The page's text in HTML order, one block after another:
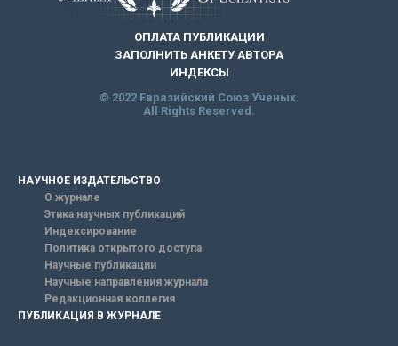
ОПЛАТА ПУБЛИКАЦИИ
ЗАПОЛНИТЬ АНКЕТУ АВТОРА
ИНДЕКСЫ
© 2022 Евразийский Союз Ученых.
All Rights Reserved.
НАУЧНОЕ ИЗДАТЕЛЬСТВО
О журнале
Этика научных публикаций
Индексирование
Политика открытого доступа
Научные публикации
Научные направления журнала
Редакционная коллегия
ПУБЛИКАЦИЯ В ЖУРНАЛЕ